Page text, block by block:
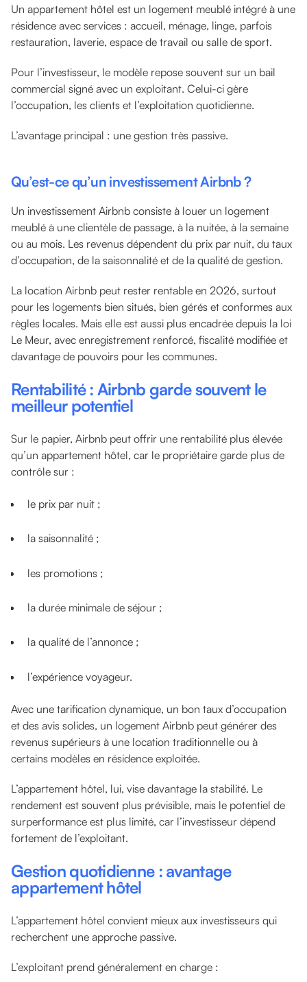
Un appartement hôtel est un logement meublé intégré à une
résidence avec services : accueil, ménage, linge, parfois
restauration, laverie, espace de travail ou salle de sport.
Pour l’investisseur, le modèle repose souvent sur un bail
commercial signé avec un exploitant. Celui-ci gère
l’occupation, les clients et l’exploitation quotidienne.
L’avantage principal : une gestion très passive.
Qu’est-ce qu’un investissement Airbnb ?
Un investissement Airbnb consiste à louer un logement
meublé à une clientèle de passage, à la nuitée, à la semaine
ou au mois. Les revenus dépendent du prix par nuit, du taux
d’occupation, de la saisonnalité et de la qualité de gestion.
La location Airbnb peut rester rentable en 2026, surtout
pour les logements bien situés, bien gérés et conformes aux
règles locales. Mais elle est aussi plus encadrée depuis la loi
Le Meur, avec enregistrement renforcé, fiscalité modifiée et
davantage de pouvoirs pour les communes.
Rentabilité : Airbnb garde souvent le
meilleur potentiel
Sur le papier, Airbnb peut offrir une rentabilité plus élevée
qu’un appartement hôtel, car le propriétaire garde plus de
contrôle sur :
le prix par nuit ;
la saisonnalité ;
les promotions ;
la durée minimale de séjour ;
la qualité de l’annonce ;
l’expérience voyageur.
Avec une tarification dynamique, un bon taux d’occupation
et des avis solides, un logement Airbnb peut générer des
revenus supérieurs à une location traditionnelle ou à
certains modèles en résidence exploitée.
L’appartement hôtel, lui, vise davantage la stabilité. Le
rendement est souvent plus prévisible, mais le potentiel de
surperformance est plus limité, car l’investisseur dépend
fortement de l’exploitant.
Gestion quotidienne : avantage
appartement hôtel
L’appartement hôtel convient mieux aux investisseurs qui
recherchent une approche passive.
L’exploitant prend généralement en charge :